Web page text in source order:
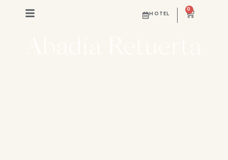
HOTEL
0
vinos secretos de